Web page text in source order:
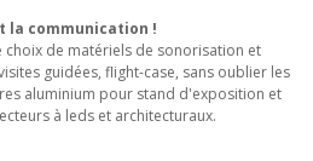
de la gamme Versatile Contest
la communication !
de matériels de sonorisation et
guidées, flight-case, sans oublier les
aluminium pour stand d'exposition et
à leds et architecturaux.